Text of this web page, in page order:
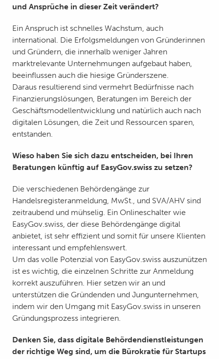
und Ansprüche in dieser Zeit verändert?
Ein Anspruch ist schnelles Wachstum, auch
international. Die Erfolgsmeldungen von Gründerinnen
und Gründern, die innerhalb weniger Jahren
marktrelevante Unternehmungen aufgebaut haben,
beeinflussen auch die hiesige Gründerszene.
Daraus resultierend sind vermehrt Bedürfnisse nach
Finanzierungslösungen, Beratungen im Bereich der
Geschäftsmodellentwicklung und natürlich auch nach
digitalen Lösungen, die Zeit und Ressourcen sparen,
entstanden.
Wieso haben Sie sich dazu entscheiden, bei Ihren
Beratungen künftig auf EasyGov.swiss zu setzen?
Die verschiedenen Behördengänge zur
Handelsregisteranmeldung, MwSt., und SVA/AHV sind
zeitraubend und mühselig. Ein Onlineschalter wie
EasyGov.swiss, der diese Behördengänge digital
anbietet, ist sehr effizient und somit für unsere Klienten
interessant und empfehlenswert.
Um das volle Potenzial von EasyGov.swiss auszunützen
ist es wichtig, die einzelnen Schritte zur Anmeldung
korrekt auszuführen. Hier setzen wir an und
unterstützen die Gründenden und Jungunternehmen,
indem wir den Umgang mit EasyGov.swiss in unseren
Gründungsprozess integrieren.
Denken Sie, dass digitale Behördendienstleistungen
der richtige Weg sind, um die Bürokratie für Startups